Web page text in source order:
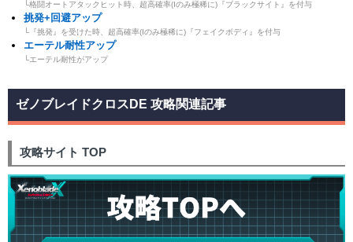
└格闘オートアタックヒット時、超高確率(Iのみ極稀に)『ブラックサイト』を付与
挑発+回避アップ
└『挑発』を受けた時、超高確率(Iのみ極稀に)『フェイクボディ』を付与
エーテル耐性アップ
└エーテル耐性がアップ
ゼノブレイドクロスDE 攻略関連記事
攻略サイト TOP